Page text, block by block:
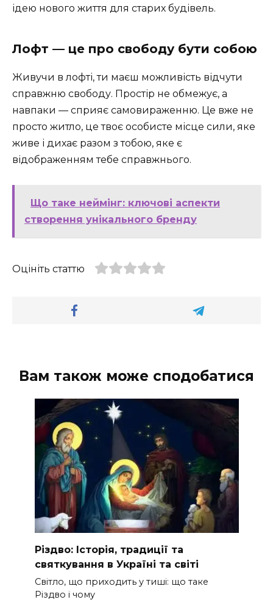
ідею нового життя для старих будівель.
Лофт — це про свободу бути собою
Живучи в лофті, ти маєш можливість відчути
справжню свободу. Простір не обмежує, а
навпаки — сприяє самовираженню. Це вже не
просто житло, це твоє особисте місце сили, яке
живе і дихає разом з тобою, яке є
відображенням тебе справжнього.
Що таке неймінг: ключові аспекти
створення унікального бренду
Оцініть статтю
Вам також може сподобатися
Різдво: Історія, традиції та
святкування в Україні та світі
Світло, що приходить у тиші: що таке
Різдво і чому